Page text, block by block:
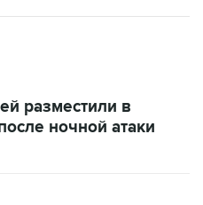
разместили в
ночной атаки